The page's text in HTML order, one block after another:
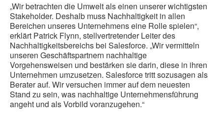
„Wir betrachten die Umwelt als einen unserer wichtigsten
Stakeholder. Deshalb muss Nachhaltigkeit in allen
Bereichen unseres Unternehmens eine Rolle spielen“,
erklärt Patrick Flynn, stellvertretender Leiter des
Nachhaltigkeitsbereichs bei Salesforce. „Wir vermitteln
unseren Geschäftspartnern nachhaltige
Vorgehensweisen und bestärken sie darin, diese in ihren
Unternehmen umzusetzen. Salesforce tritt sozusagen als
Berater auf. Wir versuchen immer auf dem neuesten
Stand zu sein, was nachhaltige Unternehmensführung
angeht und als Vorbild voranzugehen.“